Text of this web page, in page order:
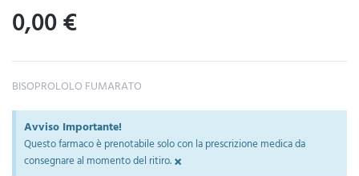
0,00€
BISOPROLOLO FUMARATO
Avviso Importante!
Questo farmaco è prenotabile solo con la prescrizione medica da
consegnare al momento del ritiro.×